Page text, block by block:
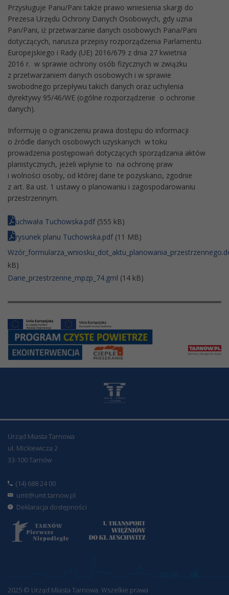
Przysługuje Panu/Pani także prawo wniesienia skargi do
Prezesa Urzędu Ochrony Danych Osobowych, gdy uzna
Pan/Pani, iż przetwarzanie danych osobowych Pana/Pani
dotyczących, narusza przepisy rozporządzenia Parlamentu
Europejskiego i Rady (UE) 2016/679 z dnia 27 kwietnia
2016 r. w sprawie ochrony osób fizycznych w związku
z przetwarzaniem danych osobowych i w sprawie
swobodnego przepływu takich danych oraz uchylenia
dyrektywy 95/46/WE (ogólne rozporządzenie o ochronie
danych).
Informuję o ograniczeniu prawa dostępu do informacji
o źródle danych osobowych uzyskanych w toku
prowadzenia postępowań dotyczących sporządzania aktów
planistycznych, jeżeli wpłynie to na ochronę praw
i wolności osoby, od której dane te pozyskano, zgodnie
z art. 8a ust. 1 ustawy o planowaniu i zagospodarowaniu
przestrzennym.
uchwała Tuchowska.pdf(555 kB)
rysunek planu Tuchowska.pdf(11 MB)
kB)
Dane_przestrzenne_mpzp_74.gml (14 kB)
Urząd Miasta Tarnowa
ul. Mickiewicza 2
33-100 Tarnów
(14) 688 24 00
umt@umt.tarnow.pl
Deklaracja dostępności
2025 © Urząd Miasta Tarnowa. Wszelkie prawa